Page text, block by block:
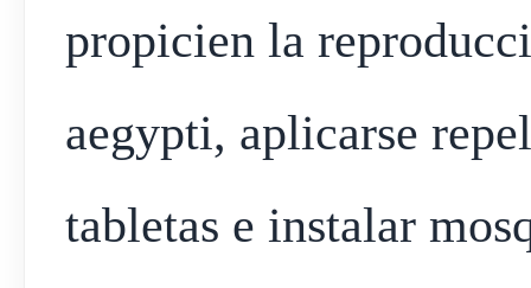
propicien la
aegypti, aplicarse
tabletas e instalar